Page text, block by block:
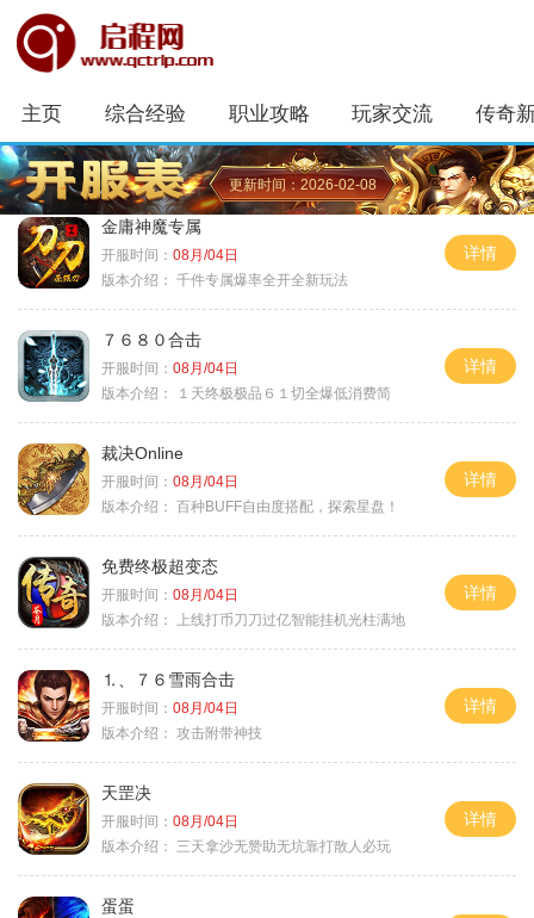
主页 综合经验 职业攻略 玩家交流 传奇
更新时间：2026-02-08
金庸神魔专属
开服时间： 08月/04日
版本介绍： 千件专属爆率全开全新玩法
详情
７６８０合击
开服时间： 08月/04日
版本介绍：
１天终极极品６１切全爆低消费简
详情
裁决Online
开服时间： 08月/04日
版本介绍： 百种BUFF自由度搭配，探索星盘！
详情
免费终极超变态
开服时间： 08月/04日
版本介绍：
上线打币刀刀过亿智能挂机光柱满地
详情
⒈、７６雪雨合击
开服时间： 08月/04日
版本介绍： 攻击附带神技
详情
天罡决
开服时间： 08月/04日
版本介绍：
三天拿沙无赞助无坑靠打散人必玩
详情
蛋蛋